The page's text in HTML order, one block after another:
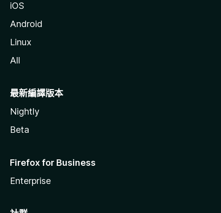
iOS
Android
Linux
All
最新編譯版本
Nightly
Beta
Firefox for Business
Enterprise